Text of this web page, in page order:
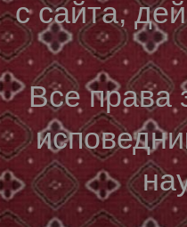
с сайта,
Все права